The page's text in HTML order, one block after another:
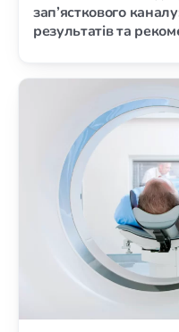
зап’ясткового
результатів та